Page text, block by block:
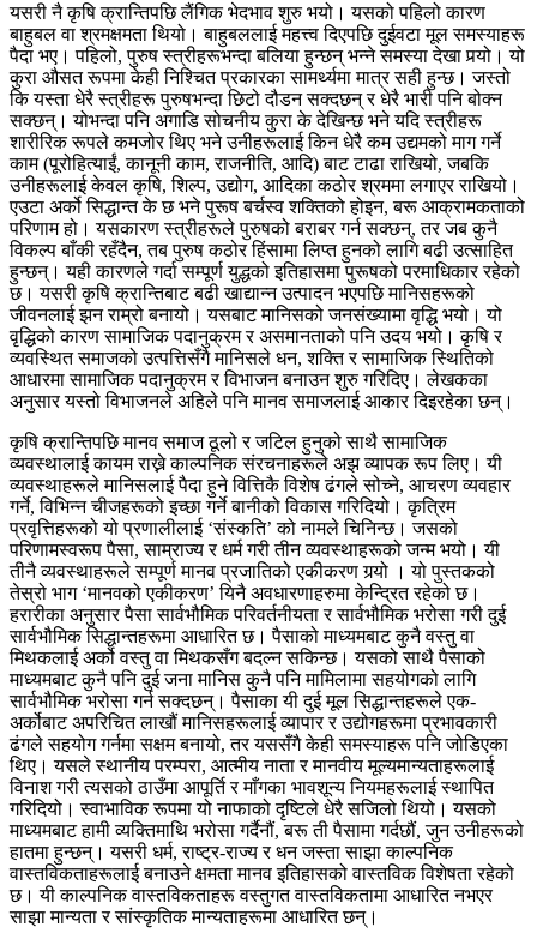
यसरी नै कृषि क्रान्तिपछि लैंगिक भेदभाव शुरु भयो। यसको पहिलो कारण
बाहुबल वा श्रमक्षमता थियो। बाहुबललाई महत्त्व दिएपछि दुईवटा मूल समस्याहरू
पैदा भए। पहिलो, पुरुष स्त्रीहरूभन्दा बलिया हुन्छन् भन्ने समस्या देखा पर्‍यो। यो
कुरा औसत रूपमा केही निश्चित प्रकारका सामर्थ्यमा मात्र सही हुन्छ। जस्तो
कि यस्ता धेरै स्त्रीहरू पुरुषभन्दा छिटो दौडन सक्दछन् र धेरै भारी पनि बोक्न
सक्छन्। योभन्दा पनि अगाडि सोचनीय कुरा के देखिन्छ भने यदि स्त्रीहरू
शारीरिक रूपले कमजोर थिए भने उनीहरूलाई किन धेरै कम उद्यमको माग गर्ने
काम (पूरोहित्याईं, कानूनी काम, राजनीति, आदि) बाट टाढा राखियो, जबकि
उनीहरूलाई केवल कृषि, शिल्प, उद्योग, आदिका कठोर श्रममा लगाएर राखियो।
एउटा अर्को सिद्धान्त के छ भने पुरूष बर्चस्व शक्तिको होइन, बरू आक्रामकताको
परिणाम हो। यसकारण स्त्रीहरूले पुरुषको बराबर गर्न सक्छन्, तर जब कुनै
विकल्प बाँकी रहँदैन, तब पुरुष कठोर हिंसामा लिप्त हुनको लागि बढी उत्साहित
हुन्छन्। यही कारणले गर्दा सम्पूर्ण युद्धको इतिहासमा पुरूषको परमाधिकार रहेको
छ। यसरी कृषि क्रान्तिबाट बढी खाद्यान्न उत्पादन भएपछि मानिसहरूको
जीवनलाई झन राम्रो बनायो। यसबाट मानिसको जनसंख्यामा वृद्धि भयो। यो
वृद्धिको कारण सामाजिक पदानुक्रम र असमानताको पनि उदय भयो। कृषि र
व्यवस्थित समाजको उत्पत्तिसँगै मानिसले धन, शक्ति र सामाजिक स्थितिको
आधारमा सामाजिक पदानुक्रम र विभाजन बनाउन शुरु गरिदिए। लेखकका
अनुसार यस्तो विभाजनले अहिले पनि मानव समाजलाई आकार दिइरहेका छन्।
कृषि क्रान्तिपछि मानव समाज ठूलो र जटिल हुनुको साथै सामाजिक
व्यवस्थालाई कायम राख्ने काल्पनिक संरचनाहरूले अझ व्यापक रूप लिए। यी
व्यवस्थाहरूले मानिसलाई पैदा हुने वित्तिकै विशेष ढंगले सोच्ने, आचरण व्यवहार
गर्ने, विभिन्न चीजहरूको इच्छा गर्ने बानीको विकास गरिदियो। कृत्रिम
प्रवृत्तिहरूको यो प्रणालीलाई ‘संस्कति’ को नामले चिनिन्छ। जसको
परिणामस्वरूप पैसा, साम्राज्य र धर्म गरी तीन व्यवस्थाहरूको जन्म भयो। यी
तीनै व्यवस्थाहरूले सम्पूर्ण मानव प्रजातिको एकीकरण गर्‍यो । यो पुस्तकको
तेस्रो भाग ‘मानवको एकीकरण’ यिनै अवधारणाहरुमा केन्द्रित रहेको छ।
हरारीका अनुसार पैसा सार्वभौमिक परिवर्तनीयता र सार्वभौमिक भरोसा गरी दुई
सार्वभौमिक सिद्धान्तहरूमा आधारित छ। पैसाको माध्यमबाट कुनै वस्तु वा
मिथकलाई अर्को वस्तु वा मिथकसँग बदल्न सकिन्छ। यसको साथै पैसाको
माध्यमबाट कुनै पनि दुई जना मानिस कुनै पनि मामिलामा सहयोगको लागि
सार्वभौमिक भरोसा गर्न सक्दछन्। पैसाका यी दुई मूल सिद्धान्तहरूले एक-
अर्कोबाट अपरिचित लाखौं मानिसहरूलाई व्यापार र उद्योगहरूमा प्रभावकारी
ढंगले सहयोग गर्नमा सक्षम बनायो, तर यससँगै केही समस्याहरू पनि जोडिएका
थिए। यसले स्थानीय परम्परा, आत्मीय नाता र मानवीय मूल्यमान्यताहरूलाई
विनाश गरी त्यसको ठाउँमा आपूर्ति र माँगका भावशून्य नियमहरूलाई स्थापित
गरिदियो। स्वाभाविक रूपमा यो नाफाको दृष्टिले धेरै सजिलो थियो। यसको
माध्यमबाट हामी व्यक्तिमाथि भरोसा गर्दैनौं, बरू ती पैसामा गर्दछौं, जुन उनीहरूको
हातमा हुन्छन्। यसरी धर्म, राष्ट्र-राज्य र धन जस्ता साझा काल्पनिक
वास्तविकताहरूलाई बनाउने क्षमता मानव इतिहासको वास्तविक विशेषता रहेको
छ। यी काल्पनिक वास्तविकताहरू वस्तुगत वास्तविकतामा आधारित नभएर
साझा मान्यता र सांस्कृतिक मान्यताहरूमा आधारित छन्।